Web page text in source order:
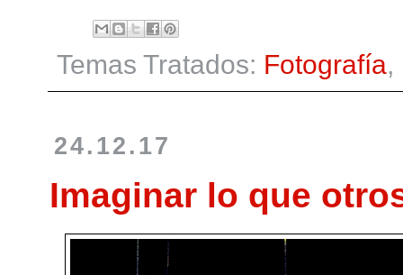
Temas Tratados: Fotografía,
24.12.17
Imaginar lo que